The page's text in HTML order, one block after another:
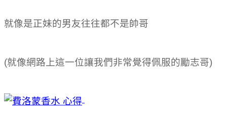
就像是正妹的男友往往都不是帥哥
(就像網路上這一位讓我們非常覺得佩服的勵志哥)